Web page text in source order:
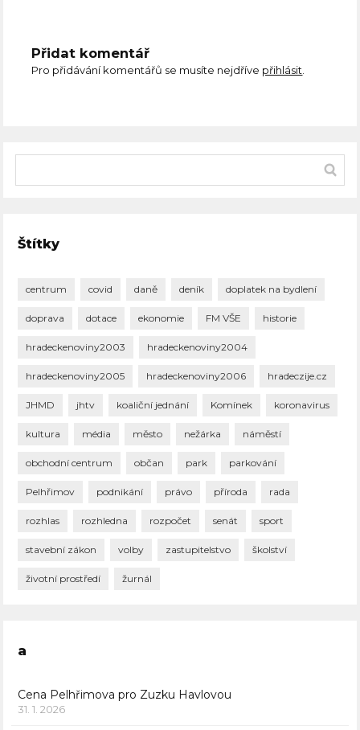
Přidat komentář
Pro přidávání komentářů se musíte nejdříve přihlásit.
Štítky
centrum covid daně deník doplatek na bydlení
doprava dotace ekonomie FM VŠE historie
hradeckenoviny2003 hradeckenoviny2004
hradeckenoviny2005 hradeckenoviny2006 hradeczije.cz
JHMD jhtv koaliční jednání Komínek koronavirus
kultura média město nežárka náměstí
obchodní centrum občan park parkování
Pelhřimov podnikání právo příroda rada
rozhlas rozhledna rozpočet senát sport
stavební zákon volby zastupitelstvo školství
životní prostředí žurnál
a
Cena Pelhřimova pro Zuzku Havlovou
31. 1. 2026